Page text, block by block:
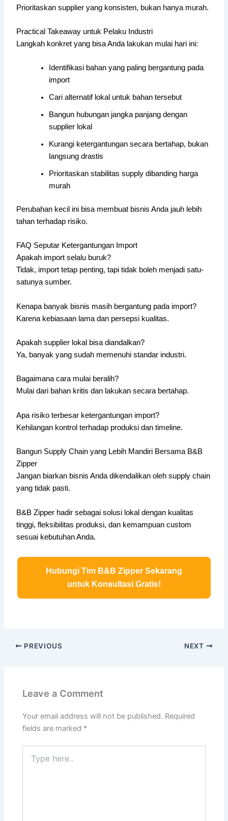
Prioritaskan supplier yang konsisten, bukan hanya murah.
Practical Takeaway untuk Pelaku Industri
Langkah konkret yang bisa Anda lakukan mulai hari ini:
Identifikasi bahan yang paling bergantung pada
import
Cari alternatif lokal untuk bahan tersebut
Bangun hubungan jangka panjang dengan
supplier lokal
Kurangi ketergantungan secara bertahap, bukan
langsung drastis
Prioritaskan stabilitas supply dibanding harga
murah
Perubahan kecil ini bisa membuat bisnis Anda jauh lebih
tahan terhadap risiko.
FAQ Seputar Ketergantungan Import
Apakah import selalu buruk?
Tidak, import tetap penting, tapi tidak boleh menjadi satu-
satunya sumber.
Kenapa banyak bisnis masih bergantung pada import?
Karena kebiasaan lama dan persepsi kualitas.
Apakah supplier lokal bisa diandalkan?
Ya, banyak yang sudah memenuhi standar industri.
Bagaimana cara mulai beralih?
Mulai dari bahan kritis dan lakukan secara bertahap.
Apa risiko terbesar ketergantungan import?
Kehilangan kontrol terhadap produksi dan timeline.
Bangun Supply Chain yang Lebih Mandiri Bersama B&B
Zipper
Jangan biarkan bisnis Anda dikendalikan oleh supply chain
yang tidak pasti.
B&B Zipper hadir sebagai solusi lokal dengan kualitas
tinggi, fleksibilitas produksi, dan kemampuan custom
sesuai kebutuhan Anda.
Hubungi Tim B&B Zipper Sekarang
untuk Konsultasi Gratis!
PREVIOUS NEXT
Leave a Comment
Your email address will not be published. Required
fields are marked *
here..